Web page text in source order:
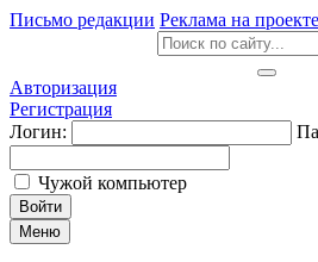
Письмо редакции Реклама на проекте
Авторизация
Регистрация
Логин:
Чужой компьютер
Войти
Меню